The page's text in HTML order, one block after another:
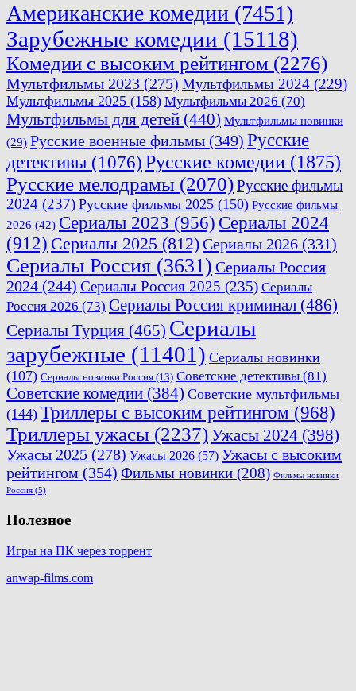
Американские комедии (7451)
Зарубежные комедии (15118)
Комедии с высоким рейтингом (2276)
Мультфильмы 2023 (275) Мультфильмы 2024 (229)
Мультфильмы 2025 (158) Мультфильмы 2026 (70)
Мультфильмы для детей (440) Мультфильмы новинки
(29) Русские военные фильмы (349) Русские
детективы (1076)Русские комедии (1875)
Русские мелодрамы (2070)Русские фильмы
2024 (237) Русские фильмы 2025 (150) Русские фильмы
2026 (42) Сериалы 2023 (956) Сериалы 2024
(912) Сериалы 2025 (812)Сериалы 2026 (331)
Сериалы Россия (3631) Сериалы Россия
2024 (244) Сериалы Россия 2025 (235) Сериалы
Россия 2026 (73) Сериалы Россия криминал (486)
Сериалы Турция (465) Сериалы
зарубежные (11401) Сериалы новинки
(107) Сериалы новинки Россия (13) Советские детективы (81)
Советские комедии (384) Советские мультфильмы
(144) Триллеры с высоким рейтингом (968)
Триллеры ужасы (2237)Ужасы 2024 (398)
Ужасы 2025 (278) Ужасы 2026 (57) Ужасы с высоким
рейтингом (354) Фильмы новинки (208) Фильмы новинки
Россия (5)
Полезное
Игры на ПК через торрент
anwap-films.com